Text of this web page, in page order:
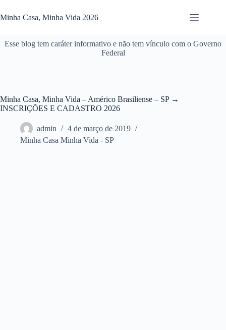
para
o
Minha Casa, Minha Vida 2026
Esse blog tem caráter informativo e não tem vínculo com o Governo
Federal
Minha Casa, Minha Vida – Américo Brasiliense – SP →
INSCRIÇÕES E CADASTRO 2026
admin
4 de março de 2019
Minha Casa Minha Vida - SP